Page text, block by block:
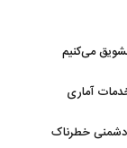
می‌کنیم
آماری
دشمنی خطرناک